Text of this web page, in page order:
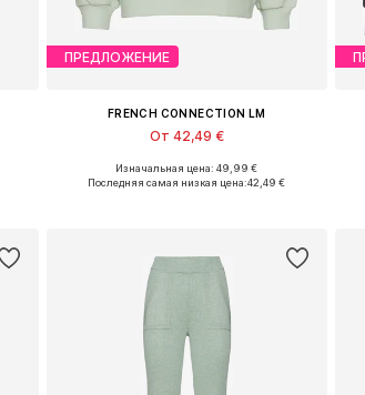
ПРЕДЛОЖЕНИЕ
FRENCH CONNECTION LM
От 42,49 €
Доступные размеры: XS-S, M, XL
Изначальная цена: 49,99 €
Последняя самая низкая цена:42,49 €